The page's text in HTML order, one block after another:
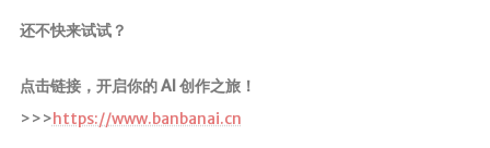
还不快来试试？
点击链接，开启你的 AI 创作之旅！
>>>https://www.banbanai.cn